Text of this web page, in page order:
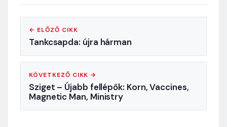
← ELŐZŐ CIKK
Tankcsapda: újra hárman
KÖVETKEZŐ CIKK →
Sziget – Újabb fellépők: Korn, Vaccines,
Magnetic Man, Ministry